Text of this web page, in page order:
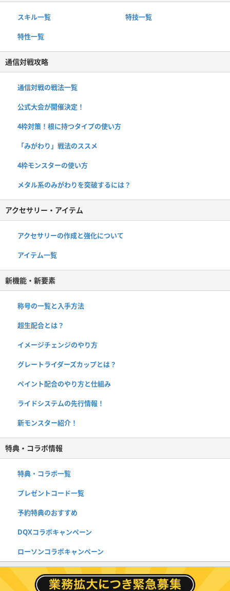
スキル一覧 特技一覧
特性一覧
通信対戦攻略
通信対戦の戦法一覧
公式大会が開催決定！
4枠対策！根に持つタイプの使い方
「みがわり」戦法のススメ
4枠モンスターの使い方
メタル系のみがわりを突破するには？
アクセサリー・アイテム
アクセサリーの作成と強化について
アイテム一覧
新機能・新要素
称号の一覧と入手方法
超生配合とは？
イメージチェンジのやり方
グレートライダーズカップとは？
ペイント配合のやり方と仕組み
ライドシステムの先行情報！
新モンスター紹介！
特典・コラボ情報
特典・コラボ一覧
プレゼントコード一覧
予約特典のおすすめ
DQXコラボキャンペーン
ローソンコラボキャンペーン